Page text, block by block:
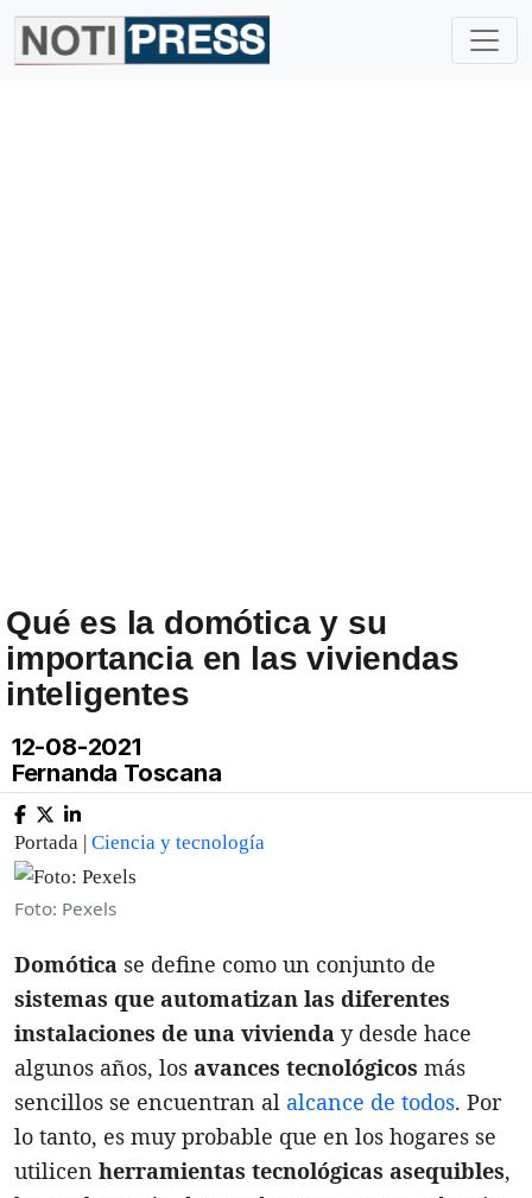
Qué es la domótica y su
importancia en las viviendas
inteligentes
12-08-2021
Fernanda Toscana
Portada | Ciencia y tecnología
Foto: Pexels
Domótica se define como un conjunto de
sistemas que automatizan las diferentes
instalaciones de una vivienda y desde hace
algunos años, los avances tecnológicos más
sencillos se encuentran al alcance de todos. Por
lo tanto, es muy probable que en los hogares se
utilicen herramientas tecnológicas asequibles,